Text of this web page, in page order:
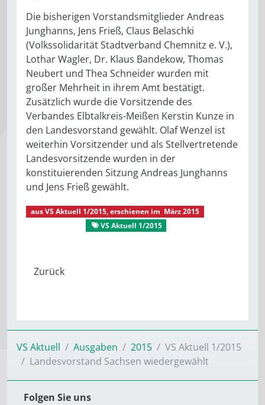
Die bisherigen Vorstandsmitglieder Andreas
Junghanns, Jens Frieß, Claus Belaschki
(Volkssolidarität Stadtverband Chemnitz e. V.),
Lothar Wagler, Dr. Klaus Bandekow, Thomas
Neubert und Thea Schneider wurden mit
großer Mehrheit in ihrem Amt bestätigt.
Zusätzlich wurde die Vorsitzende des
Verbandes Elbtalkreis-Meißen Kerstin Kunze in
den Landesvorstand gewählt. Olaf Wenzel ist
weiterhin Vorsitzender und als Stellvertretende
Landesvorsitzende wurden in der
konstituierenden Sitzung Andreas Junghanns
und Jens Frieß gewählt.
ausVS Aktuell 1/2015, erschienen im März 2015
VS Aktuell 1/2015
VS Aktuell Ausgaben 2015
VS Aktuell 1/2015
Landesvorstand Sachsen wiedergewählt
Folgen Sie uns